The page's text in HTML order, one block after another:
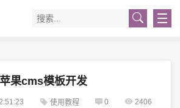
苹果cms模板开发
使用教程 0 2406